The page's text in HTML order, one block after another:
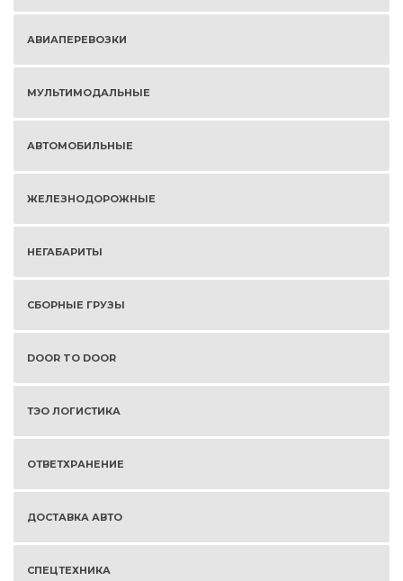
АВИАПЕРЕВОЗКИ
МУЛЬТИМОДАЛЬНЫЕ
АВТОМОБИЛЬНЫЕ
ЖЕЛЕЗНОДОРОЖНЫЕ
НЕГАБАРИТЫ
СБОРНЫЕ ГРУЗЫ
DOOR TO DOOR
ТЭО ЛОГИСТИКА
ОТВЕТХРАНЕНИЕ
ДОСТАВКА АВТО
СПЕЦТЕХНИКА